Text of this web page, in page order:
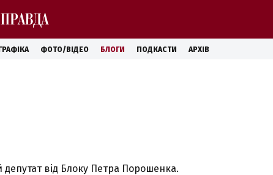
ГРАФІКА ФОТО/ВІДЕО БЛОГИ ПОДКАСТИ АРХІВ
від Блоку Петра Порошенка.